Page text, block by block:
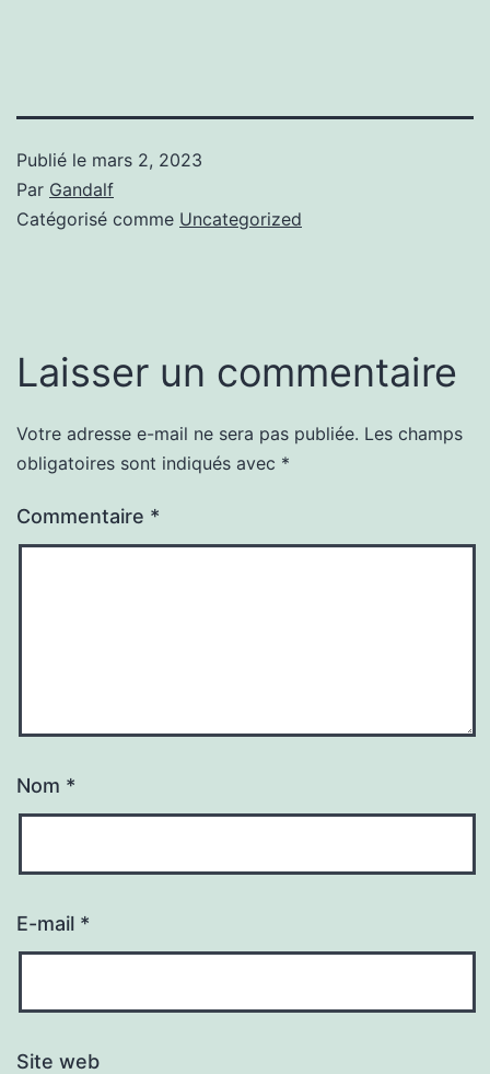
Publié le mars 2, 2023
Par Gandalf
Catégorisé comme Uncategorized
Laisser un commentaire
Votre adresse e-mail ne sera pas publiée. Les champs
obligatoires sont indiqués avec *
Commentaire *
Nom *
E-mail *
Site web